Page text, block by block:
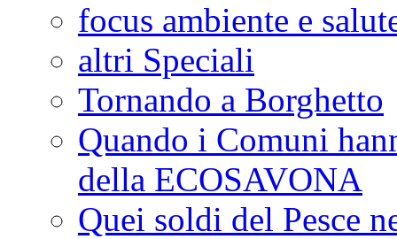
focus ambiente e
altri Speciali
Tornando a Borghetto
Quando i Comuni
della ECOSAVONA
Quei soldi del Pesce